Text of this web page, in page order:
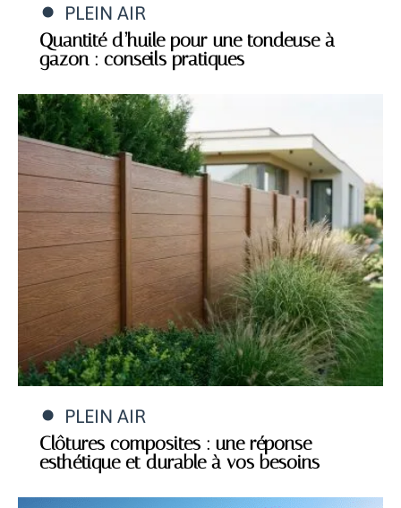
PLEIN AIR
Quantité d’huile pour une tondeuse à
gazon : conseils pratiques
PLEIN AIR
Clôtures composites : une réponse
esthétique et durable à vos besoins